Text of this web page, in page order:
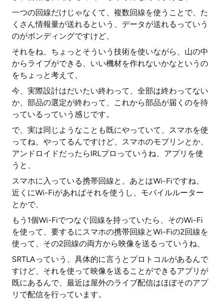
一つの回線だけじゃなくて、複数回線を使うことで、た
くさん情報量が送れるという、データが送れるっていう
のがボンディングですけど、
それをね、ちょっとそういう技術を使いながら、山の中
からライブができる、いい機材を作れないかなというの
をちょっと考えて、
今、実際設計はだいたい終わって、全部は終わってない
か、部品の選定が終わって、これから部品が届くのを待
っているっていう感じです。
で、実は同じようなことも既にやっていて、スマホを使
ってね、やってるんですけど、スマホのモブリンとか、
アンドロイドだったらIRLプロっていうね、アプリを使
うと、
スマホに入っている携帯回線と、あとはWi-Fiですね、
近くにWi-Fiがあればそれを使うし、モバイルルーター
とかで、
もう1個Wi-Fiでつなぐ回線を持っていたら、そのWi-Fi
を使って、要するにスマホの携帯回線とWi-Fiの2回線を
使って、その2回線の両方から映像を送るっていうね、
SRTLAっていう、具体的に言うとプロトコルがあるんで
すけど、それを使って映像を送ることができるアプリが
既にあるんで、最近は屋外のライブ配信はほぼそのアプ
リで配信を行っています。